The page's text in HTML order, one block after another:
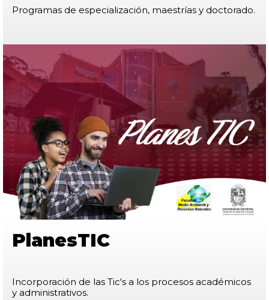
Programas de especialización, maestrías y doctorado.
PlanesTIC
Incorporación de las Tic's a los procesos académicos
y administrativos.